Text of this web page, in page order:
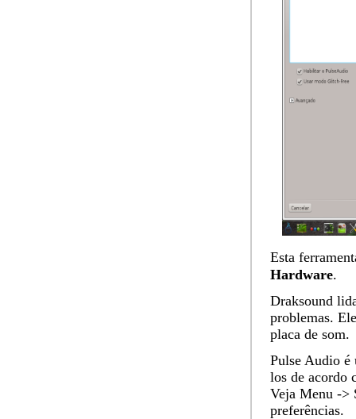
Esta
Hardware.
Draksound
problemas.
placa de som.
Pulse Audio é
los de acordo
Veja Menu ->
preferências.